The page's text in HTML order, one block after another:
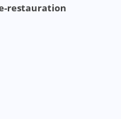
restauration